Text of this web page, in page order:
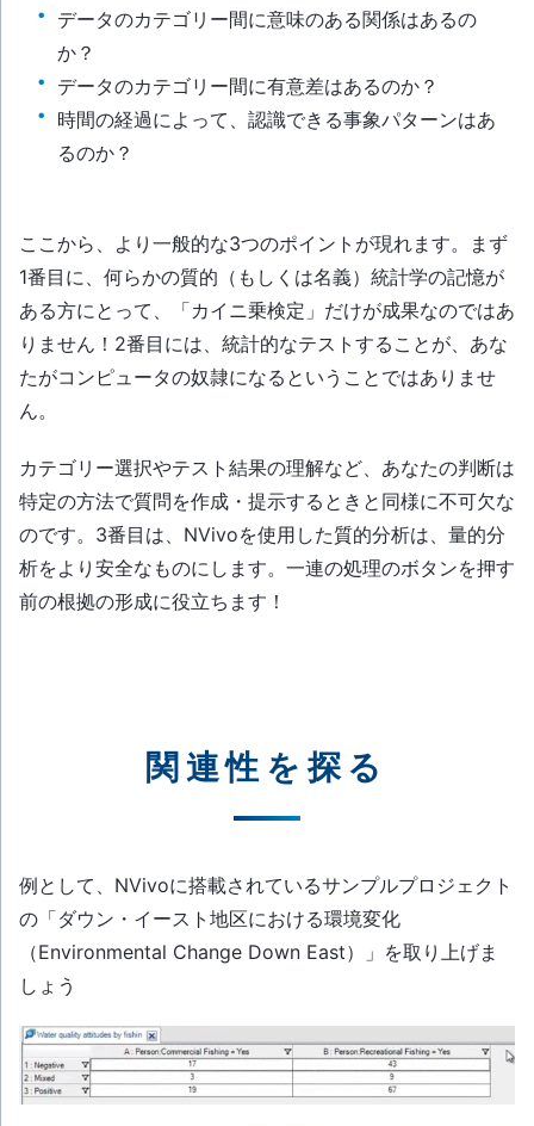
データのカテゴリー間に意味のある関係はあるの
か？
データのカテゴリー間に有意差はあるのか？
時間の経過によって、認識できる事象パターンはあ
るのか？
ここから、より一般的な3つのポイントが現れます。まず
1番目に、何らかの質的（もしくは名義）統計学の記憶が
ある方にとって、「カイニ乗検定」だけが成果なのではあ
りません！2番目には、統計的なテストすることが、あな
たがコンピュータの奴隷になるということではありませ
ん。
カテゴリー選択やテスト結果の理解など、あなたの判断は
特定の方法で質問を作成・提示するときと同様に不可欠な
のです。3番目は、NVivoを使用した質的分析は、量的分
析をより安全なものにします。一連の処理のボタンを押す
前の根拠の形成に役立ちます！
関連性を探る
例として、NVivoに搭載されているサンプルプロジェクト
の「ダウン・イースト地区における環境変化
（Environmental Change Down East）」を取り上げま
しょう